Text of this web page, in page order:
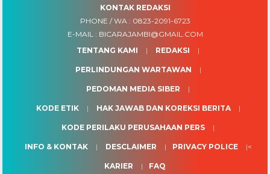
KONTAK REDAKSI
PHONE / WA : 0823-2091-6723
E-MAIL : BICARAJAMBI@GMAIL.COM
TENTANG KAMI
REDAKSI
PERLINDUNGAN WARTAWAN
PEDOMAN MEDIA SIBER
KODE ETIK HAK JAWAB DAN KOREKSI BERITA
KODE PERILAKU PERUSAHAAN PERS
INFO & KONTAK DESCLAIMER PRIVACY POLICE <
KARIER FAQ